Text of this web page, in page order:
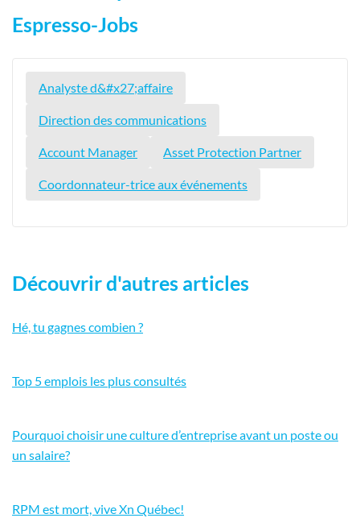
Espresso-Jobs
Analyste d&#x27;affaire
Direction des communications
Account Manager Asset Protection Partner
Coordonnateur-trice aux événements
Découvrir d'autres articles
Hé, tu gagnes combien ?
Top 5 emplois les plus consultés
Pourquoi choisir une culture d’entreprise avant un poste ou
un salaire?
RPM est mort, vive Xn Québec!